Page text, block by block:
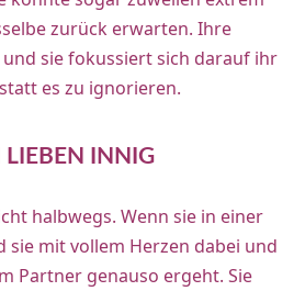
zurück erwarten. Ihre
sie fokussiert sich darauf ihr
es zu ignorieren.
LIEBEN INNIG
halbwegs. Wenn sie in einer
sie mit vollem Herzen dabei und
Partner genauso ergeht. Sie